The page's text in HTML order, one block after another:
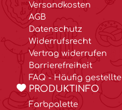
Versandkosten
AGB
Datenschutz
Widerrufsrecht
Vertrag widerrufen
Barrierefreiheit
FAQ - Häufig
PRODUKTINFO
Farbpalette